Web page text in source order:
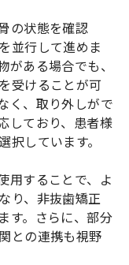
の状態を確認
並行して進めま
ある場合でも、
受けることが可
く、取り外しがで
しており、患者様
しています。
用することで、よ
り、非抜歯矯正
す。さらに、部分
との連携も視野